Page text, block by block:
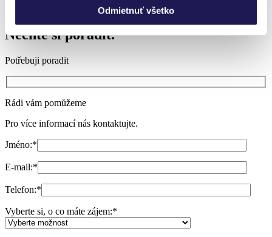
Odmietnuť všetko
Nechte si poradit.
Potřebuji poradit
Rádi vám pomůžeme
Pro více informací nás kontaktujte.
Jméno:*
E-mail:*
Telefon:*
Vyberte si, o co máte zájem:*